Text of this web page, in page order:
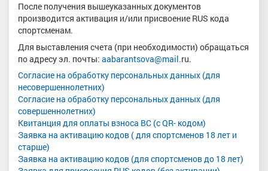
После получения вышеуказанных документов
производится активация и/или присвоение RUS кода
спортсменам.
Для выставления счета (при необходимости) обращаться
по адресу эл. почты: aabarantsova@mail.ru.
Согласие на обработку персональных данных (для
несовершеннолетних)
Согласие на обработку персональных данных (для
совершеннолетних)
Квитанция для оплаты взноса ВС (с QR- кодом)
Заявка на активацию кодов ( для спортсменов 18 лет и
старше)
Заявка на активацию кодов (для спортсменов до 18 лет)